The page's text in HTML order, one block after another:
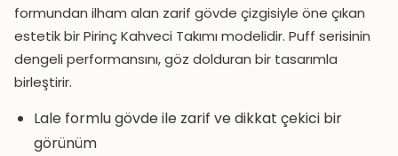
formundan ilham alan zarif gövde çizgisiyle öne çıkan
estetik bir Pirinç Kahveci Takımı modelidir. Puff serisinin
dengeli performansını, göz dolduran bir tasarımla
birleştirir.
Lale formlu gövde ile zarif ve dikkat çekici bir
görünüm